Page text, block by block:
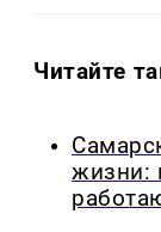
Читайте
жизни: